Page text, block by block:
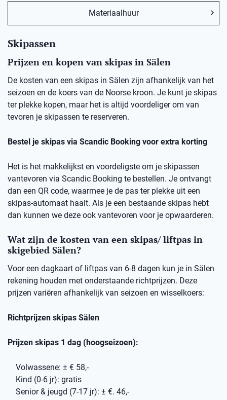
Materiaalhuur
Skipassen
Prijzen en kopen van skipas in Sälen
De kosten van een skipas in Sälen zijn afhankelijk van het
seizoen en de koers van de Noorse kroon. Je kunt je skipas
ter plekke kopen, maar het is altijd voordeliger om van
tevoren je skipassen te reserveren.
Bestel je skipas via Scandic Booking voor extra korting
Het is het makkelijkst en voordeligste om je skipassen
vantevoren via Scandic Booking te bestellen. Je ontvangt
dan een QR code, waarmee je de pas ter plekke uit een
skipas-automaat haalt. Als je een bestaande skipas hebt
dan kunnen we deze ook vantevoren voor je opwaarderen.
Wat zijn de kosten van een skipas/ liftpas in
skigebied Sälen?
Voor een dagkaart of liftpas van 6-8 dagen kun je in Sälen
rekening houden met onderstaande richtprijzen. Deze
prijzen variëren afhankelijk van seizoen en wisselkoers:
Richtprijzen skipas Sälen
Prijzen skipas 1 dag (hoogseizoen):
Volwassene: ± € 58,-
Kind (0-6 jr): gratis
Senior & jeugd (7-17 jr): ± €. 46,-